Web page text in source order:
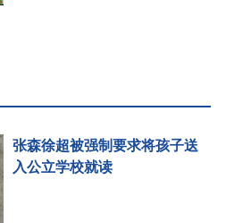
张森徐超被强制要求将孩子送
入公立学校就读